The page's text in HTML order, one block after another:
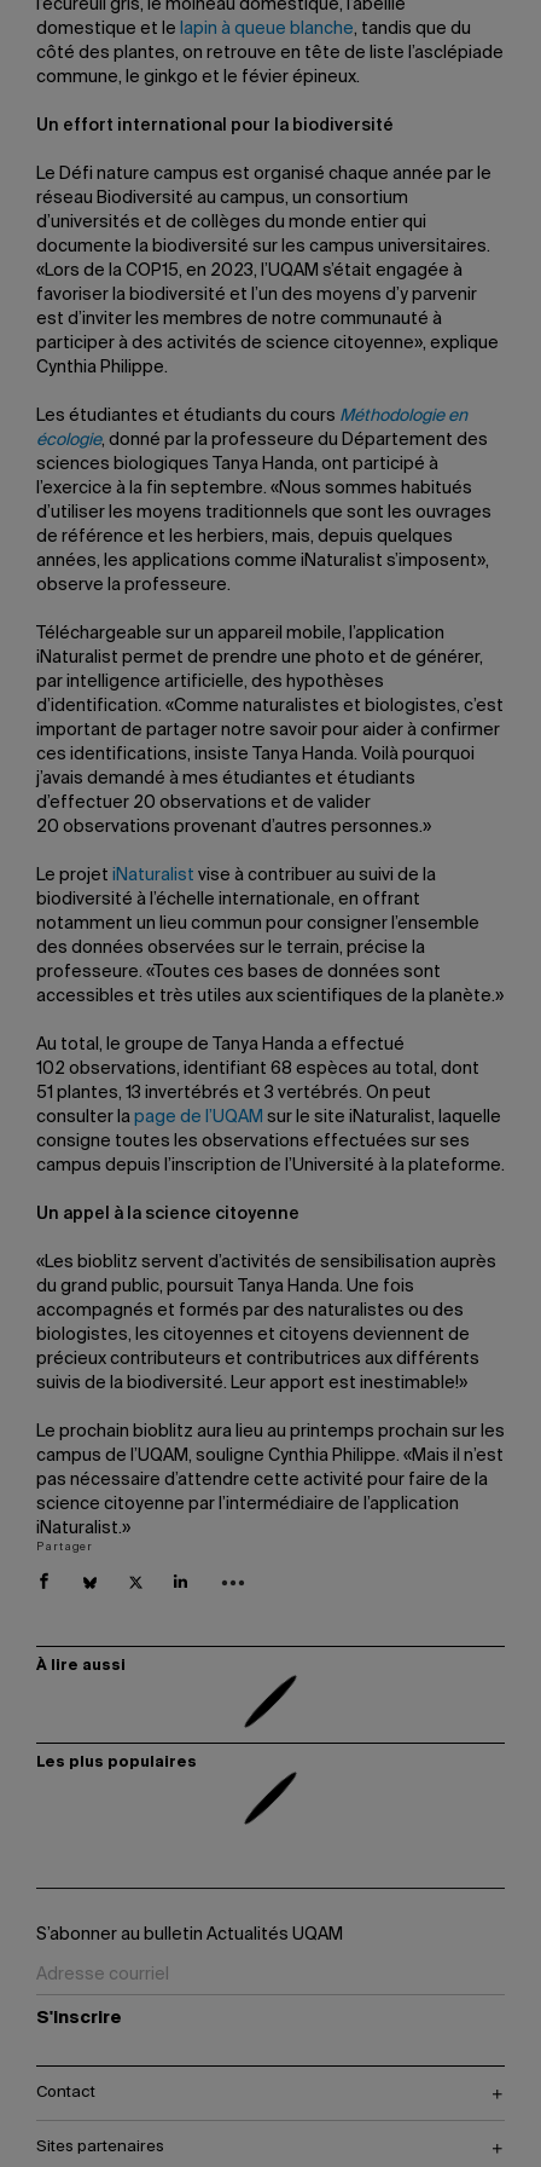
l’écureuil gris, le moineau domestique, l’abeille
domestique et le lapin à queue blanche, tandis que du
côté des plantes, on retrouve en tête de liste l’asclépiade
commune, le ginkgo et le févier épineux.
Un effort international pour la biodiversité
Le Défi nature campus est organisé chaque année par le
réseau Biodiversité au campus, un consortium
d’universités et de collèges du monde entier qui
documente la biodiversité sur les campus universitaires.
«Lors de la COP15, en 2023, l’UQAM s’était engagée à
favoriser la biodiversité et l’un des moyens d’y parvenir
est d’inviter les membres de notre communauté à
participer à des activités de science citoyenne», explique
Cynthia Philippe.
Les étudiantes et étudiants du cours Méthodologie en
écologie, donné par la professeure du Département des
sciences biologiques Tanya Handa, ont participé à
l’exercice à la fin septembre. «Nous sommes habitués
d’utiliser les moyens traditionnels que sont les ouvrages
de référence et les herbiers, mais, depuis quelques
années, les applications comme iNaturalist s’imposent»,
observe la professeure.
Téléchargeable sur un appareil mobile, l’application
iNaturalist permet de prendre une photo et de générer,
par intelligence artificielle, des hypothèses
d’identification. «Comme naturalistes et biologistes, c’est
important de partager notre savoir pour aider à confirmer
ces identifications, insiste Tanya Handa. Voilà pourquoi
j’avais demandé à mes étudiantes et étudiants
d’effectuer 20 observations et de valider
20 observations provenant d’autres personnes.»
Le projet iNaturalist vise à contribuer au suivi de la
biodiversité à l’échelle internationale, en offrant
notamment un lieu commun pour consigner l’ensemble
des données observées sur le terrain, précise la
professeure. «Toutes ces bases de données sont
accessibles et très utiles aux scientifiques de la planète.»
Au total, le groupe de Tanya Handa a effectué
102 observations, identifiant 68 espèces au total, dont
51 plantes, 13 invertébrés et 3 vertébrés. On peut
consulter la page de l’UQAM sur le site iNaturalist, laquelle
consigne toutes les observations effectuées sur ses
campus depuis l’inscription de l’Université à la plateforme.
Un appel à la science citoyenne
«Les bioblitz servent d’activités de sensibilisation auprès
du grand public, poursuit Tanya Handa. Une fois
accompagnés et formés par des naturalistes ou des
biologistes, les citoyennes et citoyens deviennent de
précieux contributeurs et contributrices aux différents
suivis de la biodiversité. Leur apport est inestimable!»
Le prochain bioblitz aura lieu au printemps prochain sur les
campus de l’UQAM, souligne Cynthia Philippe. «Mais il n’est
pas nécessaire d’attendre cette activité pour faire de la
science citoyenne par l’intermédiaire de l’application
iNaturalist.»
Partager
À lire aussi
Les plus populaires
S’abonner au bulletin Actualités UQAM
S'inscrire
Contact
Sites partenaires